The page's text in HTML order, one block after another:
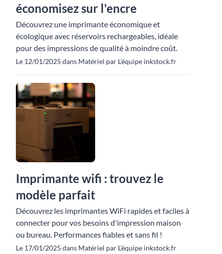
économisez sur l'encre
Découvrez une imprimante économique et
écologique avec réservoirs rechargeables, idéale
pour des impressions de qualité à moindre coût.
Le 12/01/2025 dans Matériel par L'équipe inkstock.fr
Imprimante wifi : trouvez le
modèle parfait
Découvrez les imprimantes WiFi rapides et faciles à
connecter pour vos besoins d'impression maison
ou bureau. Performances fiables et sans fil !
Le 17/01/2025 dans Matériel par L'équipe inkstock.fr